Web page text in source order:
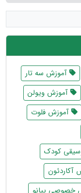
آموزش سه تار
آموزش ویولن
آموزش فلوت
کودک
آکاردئون
خصوصی پیانو